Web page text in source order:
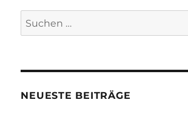
Suchen
nach:
NEUESTE BEITRÄGE